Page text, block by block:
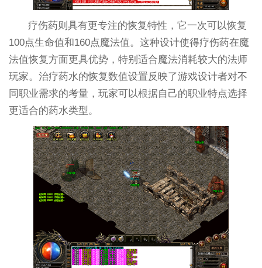
疗伤药则具有更专注的恢复特性，它一次可以恢复
100点生命值和160点魔法值。这种设计使得疗伤药在魔
法值恢复方面更具优势，特别适合魔法消耗较大的法师
玩家。治疗药水的恢复数值设置反映了游戏设计者对不
同职业需求的考量，玩家可以根据自己的职业特点选择
更适合的药水类型。